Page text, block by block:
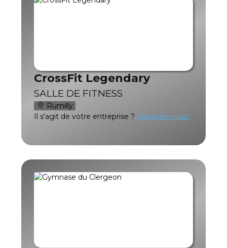
CrossFit Legendary
SALLE DE FITNESS
Rumilly
Il s'agit de votre entreprise ? Inscrivez vous !